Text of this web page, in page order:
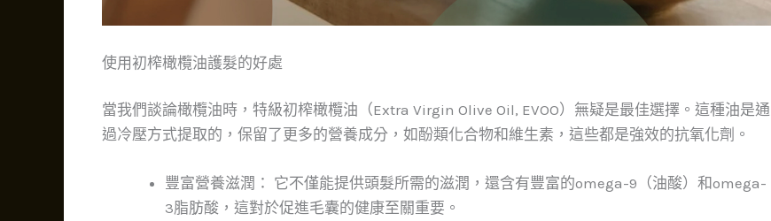
使用初榨橄欖油護髮的好處
當我們談論橄欖油時，特級初榨橄欖油（Extra Virgin Olive Oil, EVOO）無疑是最佳選擇。這種油是通
過冷壓方式提取的，保留了更多的營養成分，如酚類化合物和維生素，這些都是強效的抗氧化劑。
豐富營養滋潤： 它不僅能提供頭髮所需的滋潤，還含有豐富的omega-9（油酸）和omega-
3脂肪酸，這對於促進毛囊的健康至關重要。